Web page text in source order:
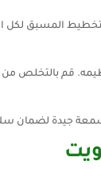
المسبق لكل
قم بالتخلص من
جيدة لضمان